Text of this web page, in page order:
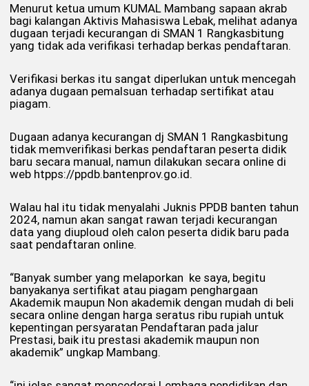
Menurut ketua umum KUMAL Mambang sapaan akrab
bagi kalangan Aktivis Mahasiswa Lebak, melihat adanya
dugaan terjadi kecurangan di SMAN 1 Rangkasbitung
yang tidak ada verifikasi terhadap berkas pendaftaran.
Verifikasi berkas itu sangat diperlukan untuk mencegah
adanya dugaan pemalsuan terhadap sertifikat atau
piagam.
Dugaan adanya kecurangan dj SMAN 1 Rangkasbitung
tidak memverifikasi berkas pendaftaran peserta didik
baru secara manual, namun dilakukan secara online di
web htpps://ppdb.bantenprov.go.id.
Walau hal itu tidak menyalahi Juknis PPDB banten tahun
2024, namun akan sangat rawan terjadi kecurangan
data yang diuploud oleh calon peserta didik baru pada
saat pendaftaran online.
“Banyak sumber yang melaporkan ke saya, begitu
banyakanya sertifikat atau piagam penghargaan
Akademik maupun Non akademik dengan mudah di beli
secara online dengan harga seratus ribu rupiah untuk
kepentingan persyaratan Pendaftaran pada jalur
Prestasi, baik itu prestasi akademik maupun non
akademik” ungkap Mambang.